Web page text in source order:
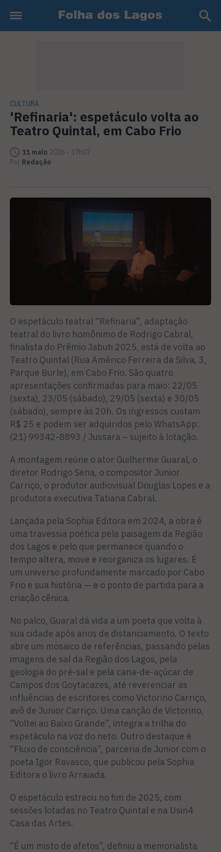
CULTURA
'Refinaria': espetáculo volta ao
Teatro Quintal, em Cabo Frio
11 maio 2026 - 17h07
Por Redação
O espetáculo teatral “Refinaria”, adaptação
teatral do livro homônimo de Rodrigo Cabral,
finalista do Prêmio Jabuti 2025, está de volta ao
Teatro Quintal (Rua Américo Ferreira da Silva, 3,
Parque Burle), em Cabo Frio. São quatro
apresentações confirmadas para maio: 22/05
(sexta), 23/05 (sábado), 29/05 (sexta) e 30/05
(sábado), sempre às 20h. Os ingressos custam
R$ 25 e podem ser adquiridos pelo WhatsApp:
(21) 99342-8893 / Jussara – sujeito à lotação.
A montagem reúne o ator Guilherme Guaral, o
diretor Rodrigo Sena, o compositor Junior
Carriço, o produtor audiovisual Douglas Lopes e a
produtora executiva Tatiana Cabral.
Lançada pela Sophia Editora em 2024, a obra é
uma travessia poética pela paisagem da Região
dos Lagos e pelo que permanece quando o
tempo altera, move e reorganiza os lugares. É
um universo profundamente marcado por Cabo
Frio e sua história — e o ponto de partida para a
criação cênica.
No palco, Guaral dá vida a um poeta que volta à
sua cidade após anos de distanciamento. O texto
abre um mosaico de referências, passando pelas
imagens de sal da Região dos Lagos, pela
geologia do pré-sal e pela cana-de-açúcar de
Campos dos Goytacazes, até reverenciar as
influências de escritores como Victorino Carriço,
avô de Junior Carriço. Uma canção de Victorino,
“Voltei ao Baixo Grande”, integra a trilha do
espetáculo na voz do neto. Outro destaque é
“Fluxo de consciência”, parceria de Junior com o
poeta Igor Ravasco, que publicou pela Sophia
Editora o livro Arraiada.
O espetáculo estreou no fim de 2025, com
sessões lotadas no Teatro Quintal e na Usin4
Casa das Artes.
“É um misto de afetos”, definiu a memorialista